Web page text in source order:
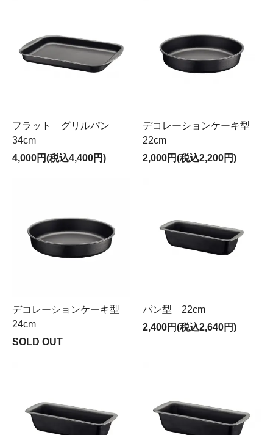
フラット グリルパン
34cm
4,000円(税込4,400円)
デコレーションケーキ型
22cm
2,000円(税込2,200円)
デコレーションケーキ型
24cm
SOLD OUT
パン型 22cm
2,400円(税込2,640円)